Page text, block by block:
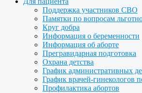
Поддержка участников СВО
Памятки по вопросам
Круг добра
Информация о беременности
Информация об аборте
Прегравидарная подготовка
Охрана детства
График административных
График врачей-гинекологов
Профилактика абортов